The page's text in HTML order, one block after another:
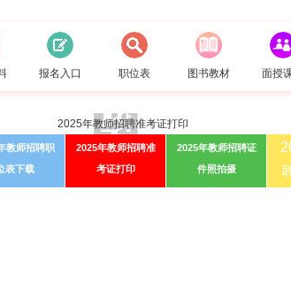
报名入口 职位表 图书教材 面授
教师招聘职
表下载
2025年教师招聘准
考证打印
2025年教师招聘证
件照拍摄